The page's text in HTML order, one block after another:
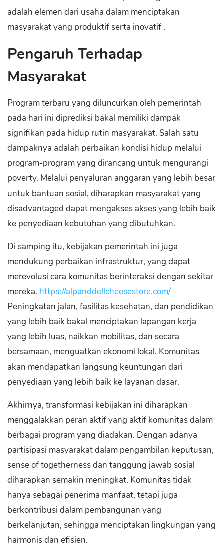
adalah elemen dari usaha dalam menciptakan
masyarakat yang produktif serta inovatif .
Pengaruh Terhadap
Masyarakat
Program terbaru yang diluncurkan oleh pemerintah
pada hari ini diprediksi bakal memiliki dampak
signifikan pada hidup rutin masyarakat. Salah satu
dampaknya adalah perbaikan kondisi hidup melalui
program-program yang dirancang untuk mengurangi
poverty. Melalui penyaluran anggaran yang lebih besar
untuk bantuan sosial, diharapkan masyarakat yang
disadvantaged dapat mengakses akses yang lebih baik
ke penyediaan kebutuhan yang dibutuhkan.
Di samping itu, kebijakan pemerintah ini juga
mendukung perbaikan infrastruktur, yang dapat
merevolusi cara komunitas berinteraksi dengan sekitar
mereka. https://alpanddellcheesestore.com/
Peningkatan jalan, fasilitas kesehatan, dan pendidikan
yang lebih baik bakal menciptakan lapangan kerja
yang lebih luas, naikkan mobilitas, dan secara
bersamaan, menguatkan ekonomi lokal. Komunitas
akan mendapatkan langsung keuntungan dari
penyediaan yang lebih baik ke layanan dasar.
Akhirnya, transformasi kebijakan ini diharapkan
menggalakkan peran aktif yang aktif komunitas dalam
berbagai program yang diadakan. Dengan adanya
partisipasi masyarakat dalam pengambilan keputusan,
sense of togetherness dan tanggung jawab sosial
diharapkan semakin meningkat. Komunitas tidak
hanya sebagai penerima manfaat, tetapi juga
berkontribusi dalam pembangunan yang
berkelanjutan, sehingga menciptakan lingkungan yang
harmonis dan efisien.